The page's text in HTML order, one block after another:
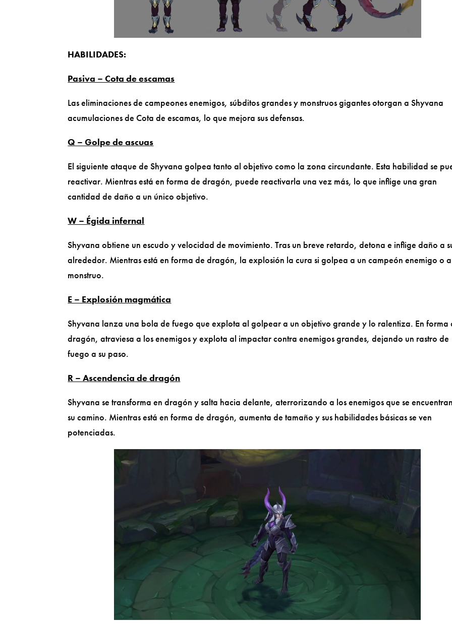
HABILIDADES:
Pasiva – Cota de escamas
Las eliminaciones de campeones enemigos, súbditos grandes y monstruos gigantes otorgan a Shyvana
acumulaciones de Cota de escamas, lo que mejora sus defensas.
Q – Golpe de ascuas
El siguiente ataque de Shyvana golpea tanto al objetivo como la zona circundante. Esta habilidad se
reactivar. Mientras está en forma de dragón, puede reactivarla una vez más, lo que inflige una gran
cantidad de daño a un único objetivo.
W – Égida infernal
Shyvana obtiene un escudo y velocidad de movimiento. Tras un breve retardo, detona e inflige daño a
alrededor. Mientras está en forma de dragón, la explosión la cura si golpea a un campeón enemigo o
monstruo.
E – Explosión magmática
Shyvana lanza una bola de fuego que explota al golpear a un objetivo grande y lo ralentiza. En forma
dragón, atraviesa a los enemigos y explota al impactar contra enemigos grandes, dejando un rastro de
fuego a su paso.
R – Ascendencia de dragón
Shyvana se transforma en dragón y salta hacia delante, aterrorizando a los enemigos que se
su camino. Mientras está en forma de dragón, aumenta de tamaño y sus habilidades básicas se ven
potenciadas.